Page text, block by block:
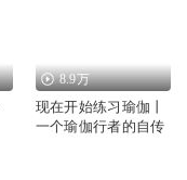
8.9万
现在开始练习瑜伽丨
一个瑜伽行者的自传